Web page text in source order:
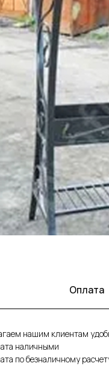
Оплата
нашим клиентам
наличными
по безналичному